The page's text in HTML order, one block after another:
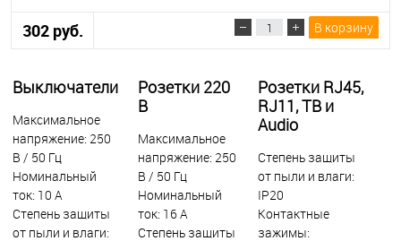
302 руб. В корзину
Выключатели
Максимальное
напряжение: 250
В / 50 Гц
Номинальный
ток: 10 А
Степень защиты
от пыли и влаги:
Розетки 220
В
Максимальное
напряжение: 250
В / 50 Гц
Номинальный
ток: 16 А
Степень защиты
Розетки RJ45,
RJ11, ТВ и
Audio
Степень защиты
от пыли и влаги:
IР20
Контактные
зажимы: